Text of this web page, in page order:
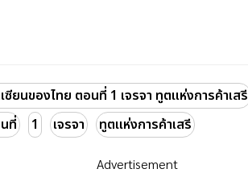
ซียนของไทย ตอนที่ 1 เจรจา ทูตแห่งการค้าเสรี
ที่ 1 เจรจา ทูตแห่งการค้าเสรี
Advertisement